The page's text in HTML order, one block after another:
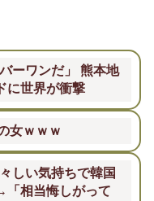
ーワンだ」 熊本地
に世界が衝撃
女ｗｗｗ
しい気持ちで韓国
相当悔しがって